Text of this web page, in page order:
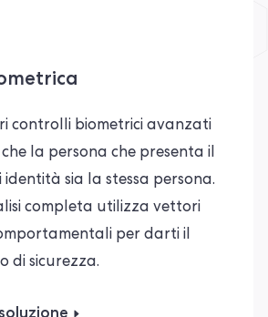
controlli biometrici avanzati
la persona che presenta il
sia la stessa persona.
completa utilizza vettori
per darti il
di sicurezza.